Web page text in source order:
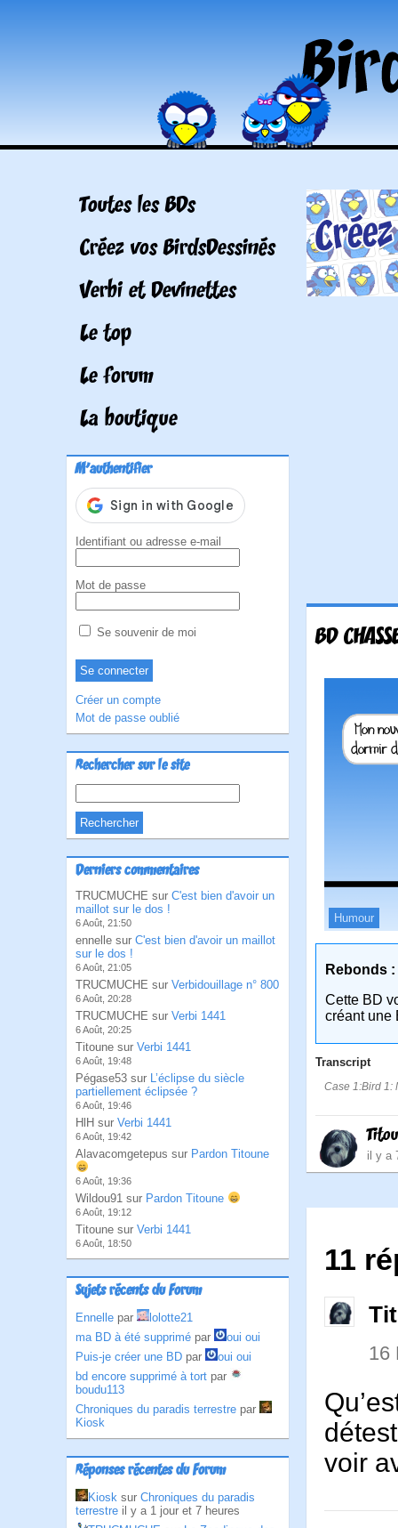
Toutes les BDs
Créez vos BirdsDessinés
Verbi et Devinettes
Le top
Le forum
La boutique
M'authentifier
Identifiant ou adresse e-mail
Mot de passe
Se souvenir de moi
Créer un compte
Mot de passe oublié
Rechercher sur le site
Derniers commentaires
TRUCMUCHE sur C'est bien d'avoir un
maillot sur le dos !
6 Août, 21:50
ennelle sur C'est bien d'avoir un maillot
sur le dos !
6 Août, 21:05
TRUCMUCHE sur Verbidouillage n° 800
6 Août, 20:28
TRUCMUCHE sur Verbi 1441
6 Août, 20:25
Titoune sur Verbi 1441
6 Août, 19:48
Pégase53 sur L’éclipse du siècle
partiellement éclipsée ?
6 Août, 19:46
HlH sur Verbi 1441
6 Août, 19:42
Alavacomgetepus sur Pardon Titoune
6 Août, 19:36
Wildou91 sur Pardon Titoune
6 Août, 19:12
Titoune sur Verbi 1441
6 Août, 18:50
Sujets récents du Forum
Ennelle par
lolotte21
ma BD à été supprimé par
oui oui
Puis-je créer une BD par
oui oui
bd encore supprimé à tort par
boudu113
Chroniques du paradis terrestre par
Kiosk
Réponses récentes du Forum
Kiosk sur Chroniques du paradis
terrestre il y a 1 jour et 7 heures
BD
Humour
Rebonds :
Cette BD
créant une
Transcript
Case 1:Bird 1:
il y a
11
16
voir